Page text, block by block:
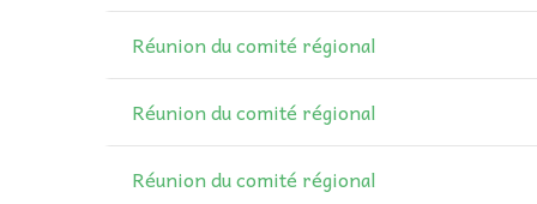
Réunion du comité régional
Réunion du comité régional
Réunion du comité régional